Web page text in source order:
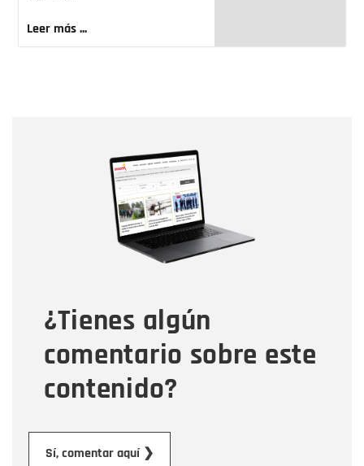
Leer más ...
¿Tienes algún
comentario sobre este
contenido?
Sí, comentar aquí ❯
Correo electrónico
Tipo de comentario
Mensaje